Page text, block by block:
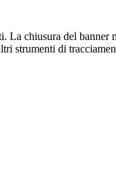
La chiusura del
strumenti di